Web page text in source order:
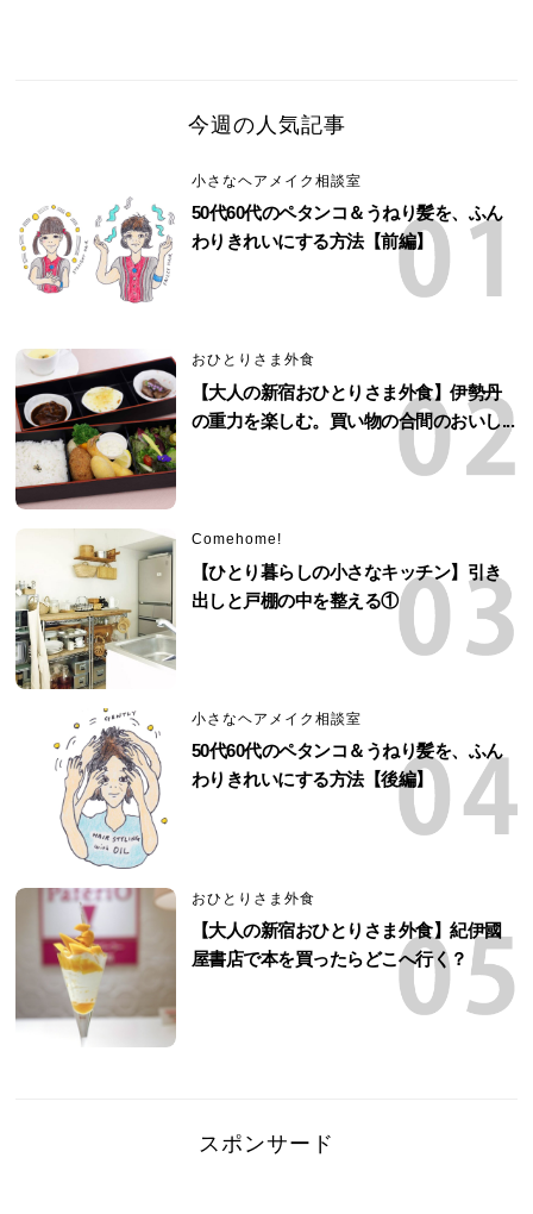
今週の人気記事
小さなヘアメイク相談室
50代60代のペタンコ＆うねり髪を、ふん
わりきれいにする方法【前編】
おひとりさま外食
【大人の新宿おひとりさま外食】伊勢丹
の重力を楽しむ。買い物の合間のおいし...
Comehome!
【ひとり暮らしの小さなキッチン】引き
出しと戸棚の中を整える①
小さなヘアメイク相談室
50代60代のペタンコ＆うねり髪を、ふん
わりきれいにする方法【後編】
おひとりさま外食
【大人の新宿おひとりさま外食】紀伊國
屋書店で本を買ったらどこへ行く？
スポンサード